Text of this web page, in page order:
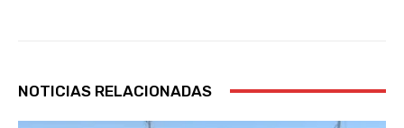
NOTICIAS RELACIONADAS